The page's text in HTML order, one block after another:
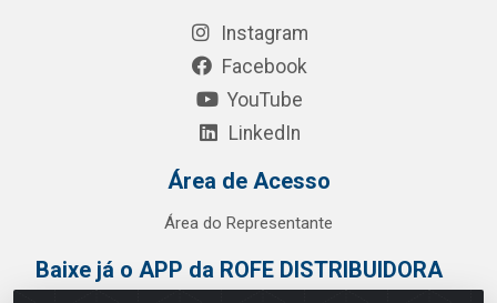
Instagram
Facebook
YouTube
LinkedIn
Área de Acesso
Área do Representante
Baixe já o APP da ROFE DISTRIBUIDORA